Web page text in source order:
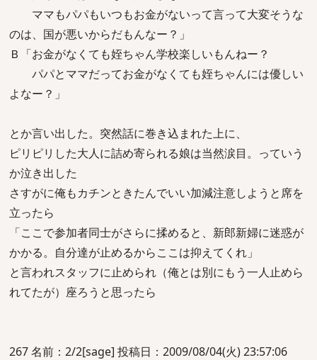
ママもパパもいつもお金がないって言って大変そうな
のは、国が悪いからだもんなー？」
Ｂ「お金がなくても姪ちゃん学校楽しいもんねー？
パパとママだってお金がなくても姪ちゃんには優しい
よなー？」
とか言い出した。突然話に巻き込まれた上に、
ピリピリした大人に詰め寄られる娘は当然涙目。っていう
か泣き出した
さすがに俺もカチンときたんでいい加減注意しようと席を
立ったら
「ここで参加者同士がさらに揉めると、新郎新婦に迷惑が
かかる。自分達が止めるからここは抑えてくれ」
と言われスタッフに止められ（俺とは別にもう一人止めら
れてたが）座ろうと思ったら
267 名前：2/2[sage] 投稿日：2009/08/04(火) 23:57:06